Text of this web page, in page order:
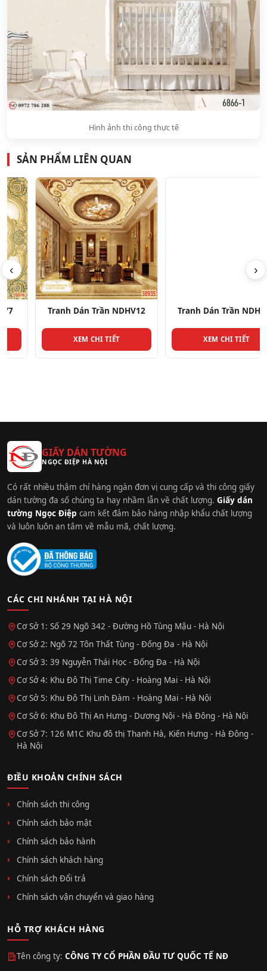
Hình ảnh thi công thực tế
SẢN PHẨM LIÊN QUAN
‹
Tranh Dán Trần NDHV12
XEM CHI TIẾT
Tranh Dán Trần NDHV10
XEM CHI TIẾT
›
GIẤY DÁN TƯỜNG
NGỌC ĐIỆP HÀ NỘI
Có rất nhiều thậm chí hàng ngàn đơn vị cung cấp và thi công giấy
dán tường đa số chúng ta hay nhầm lẫn về chất lượng. Giấy dán
tường Ngọc Điệp cam kết đảm bảo hàng nhập khẩu chất lượng
và luôn luôn an tâm về mẫu mã, chất lượng.
CÁC CHI NHÁNH TẠI HÀ NỘI
Cơ Sở 1: Số 29 Ngõ 342 - Đường Hồ Tùng Mậu - Hà Nội
Cơ Sở 2: Ngõ 72 Tôn Thất Tùng - Đống Đa - Hà Nội
Cơ Sở 3: 39 Nguyễn Thái Học - Đống Đa - Hà Nội
Cơ Sở 4: Khu Đô Thị Time City - Hoàng Mai - Hà Nội
Cơ Sở 5: Khu Đô Thị Linh Đàm - Hoàng Mai - Hà Nội
Cơ Sở 6: Khu Đô Thị An Hưng - Dương Nội - Hà Đông - Hà Nội
Cơ Sở 7: 126 M1C Khu đô thị Thanh Hà, Kiến Hưng - Hà Đông -
Hà Nội
ĐIỀU KHOẢN CHÍNH SÁCH
Chính sách thi công
Chính sách bảo mật
Chính sách bảo hành
Chính sách khách hàng
Chính sách Đổi trả
Chính sách vận chuyển và giao hàng
HỖ TRỢ KHÁCH HÀNG
Tên công ty: CÔNG TY CỔ PHẦN ĐẦU TƯ QUỐC TẾ NĐ